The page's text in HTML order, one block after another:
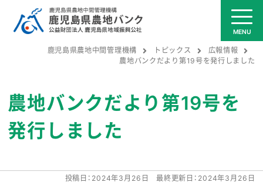
鹿児島県農地中間管理機構 トピックス
広報情報
農地バンクだより第19号を発行しました
農地バンクだより第19号を
発行しました
投稿日： 2024年3月26日 最終更新日： 2024年3月26日